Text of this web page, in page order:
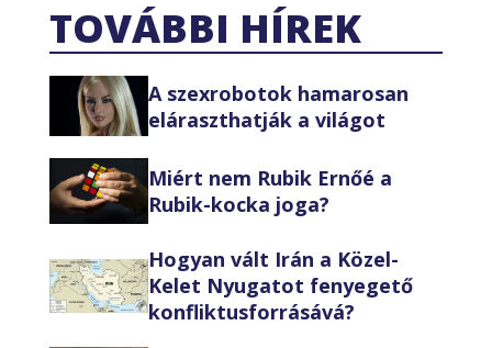
TOVÁBBI HÍREK
A szexrobotok hamarosan
eláraszthatják a világot
Miért nem Rubik Ernőé a
Rubik-kocka joga?
Hogyan vált Irán a Közel-
Kelet Nyugatot fenyegető
konfliktusforrásává?